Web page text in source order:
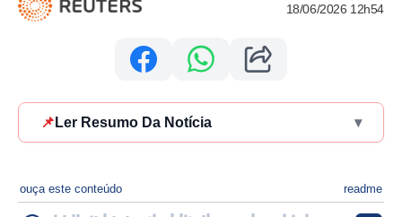
18/06/2026 12h54
📌 Ler Resumo Da Notícia ▾
ouça este conteúdo readme